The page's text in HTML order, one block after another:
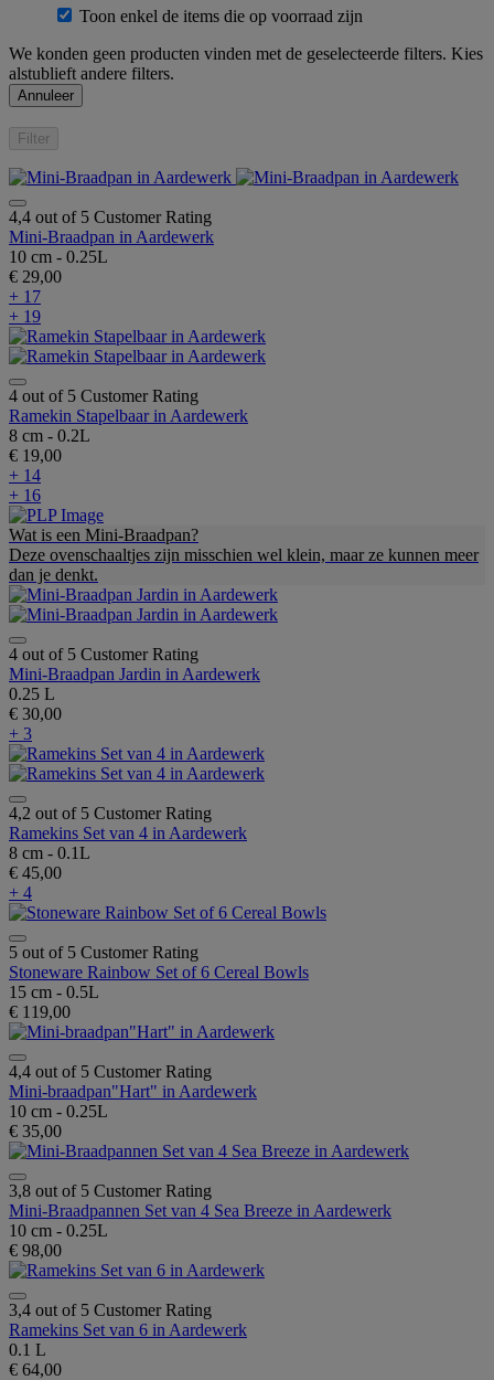
Toon enkel de items die op voorraad zijn
We konden geen producten vinden met de geselecteerde filters. Kies
alstublieft andere filters.
Annuleer
Filter
4,4 out of 5 Customer Rating
Mini-Braadpan in Aardewerk
10 cm - 0.25L
€ 29,00
+ 17
+ 19
4 out of 5 Customer Rating
Ramekin Stapelbaar in Aardewerk
8 cm - 0.2L
€ 19,00
+ 14
+ 16
Wat is een Mini-Braadpan?
Deze ovenschaaltjes zijn misschien wel klein, maar ze kunnen meer
dan je denkt.
4 out of 5 Customer Rating
Mini-Braadpan Jardin in Aardewerk
0.25 L
€ 30,00
+ 3
4,2 out of 5 Customer Rating
Ramekins Set van 4 in Aardewerk
8 cm - 0.1L
€ 45,00
+ 4
5 out of 5 Customer Rating
Stoneware Rainbow Set of 6 Cereal Bowls
15 cm - 0.5L
€ 119,00
4,4 out of 5 Customer Rating
Mini-braadpan"Hart" in Aardewerk
10 cm - 0.25L
€ 35,00
3,8 out of 5 Customer Rating
Mini-Braadpannen Set van 4 Sea Breeze in Aardewerk
10 cm - 0.25L
€ 98,00
3,4 out of 5 Customer Rating
Ramekins Set van 6 in Aardewerk
0.1 L
€ 64,00